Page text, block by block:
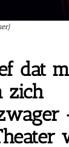
dat
zich